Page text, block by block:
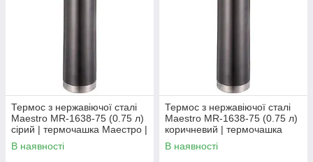
Термос з нержавіючої сталі
Maestro MR-1638-75 (0.75 л)
сірий | термочашка Маестро |
термокружка Маестро
В наявності
Термос з нержавіючої сталі
Maestro MR-1638-75 (0.75 л)
коричневий | термочашка
Маестро | термокружка
Маестро
В наявності